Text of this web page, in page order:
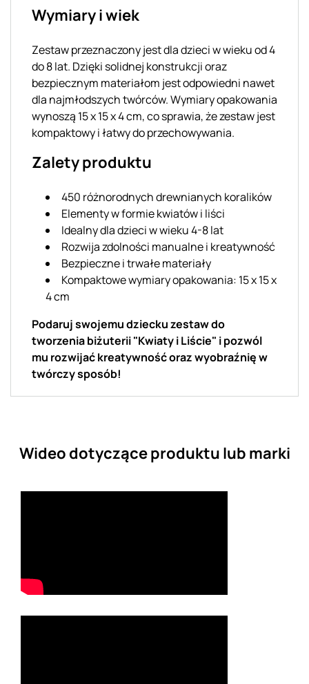
Wymiary i wiek
Zestaw przeznaczony jest dla dzieci w wieku od 4
do 8 lat. Dzięki solidnej konstrukcji oraz
bezpiecznym materiałom jest odpowiedni nawet
dla najmłodszych twórców. Wymiary opakowania
wynoszą 15 x 15 x 4 cm, co sprawia, że zestaw jest
kompaktowy i łatwy do przechowywania.
Zalety produktu
450 różnorodnych drewnianych koralików
Elementy w formie kwiatów i liści
Idealny dla dzieci w wieku 4-8 lat
Rozwija zdolności manualne i kreatywność
Bezpieczne i trwałe materiały
Kompaktowe wymiary opakowania: 15 x 15 x
4 cm
Podaruj swojemu dziecku zestaw do
tworzenia biżuterii "Kwiaty i Liście" i pozwól
mu rozwijać kreatywność oraz wyobraźnię w
twórczy sposób!
Wideo dotyczące produktu lub marki